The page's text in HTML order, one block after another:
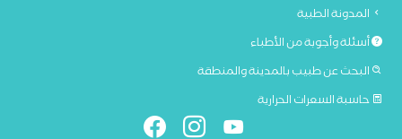
المدونة الطبية
أسئلة وأجوبة من الأطباء
البحث عن طبيب بالمدينة والمنطقة
حاسبة السعرات الحرارية